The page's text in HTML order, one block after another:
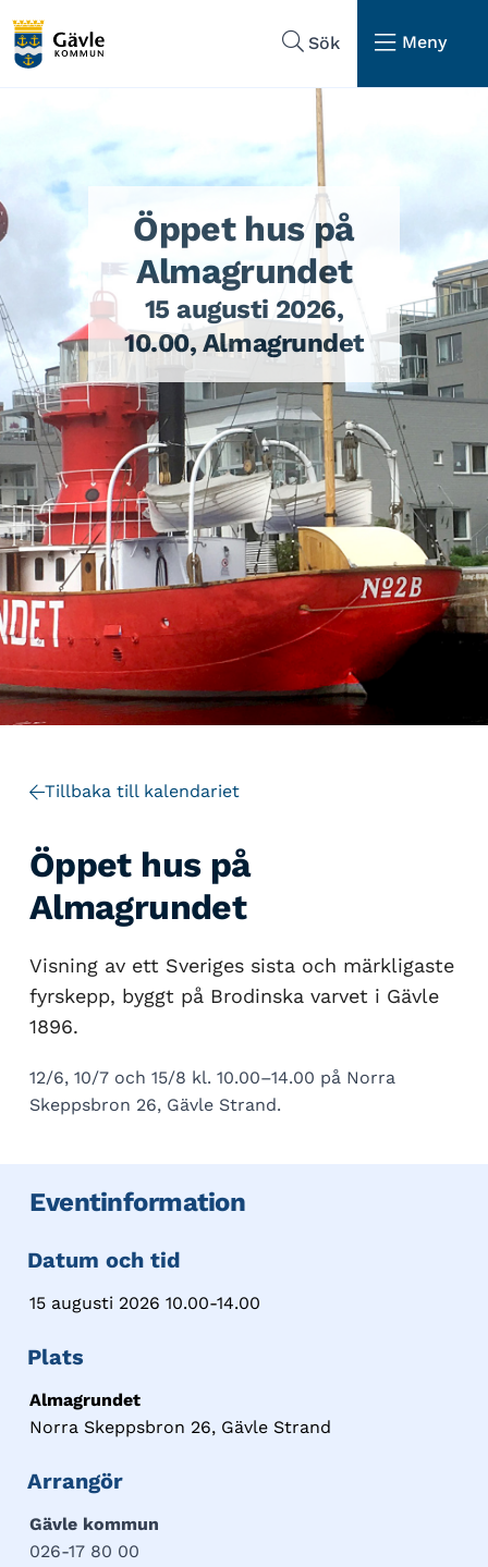
Sök
Meny
Öppet hus på
Almagrundet
15 augusti 2026,
10.00, Almagrundet
Tillbaka till kalendariet
Öppet hus på
Almagrundet
Visning av ett Sveriges sista och märkligaste
fyrskepp, byggt på Brodinska varvet i Gävle
1896.
12/6, 10/7 och 15/8 kl. 10.00–14.00 på Norra
Skeppsbron 26, Gävle Strand.
Eventinformation
Datum och tid
15 augusti 2026 10.00-14.00
Plats
Almagrundet
Norra Skeppsbron 26, Gävle Strand
Arrangör
Gävle kommun
026-17 80 00